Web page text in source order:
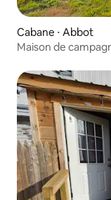
Cabane ⋅ Abbot
Maison de